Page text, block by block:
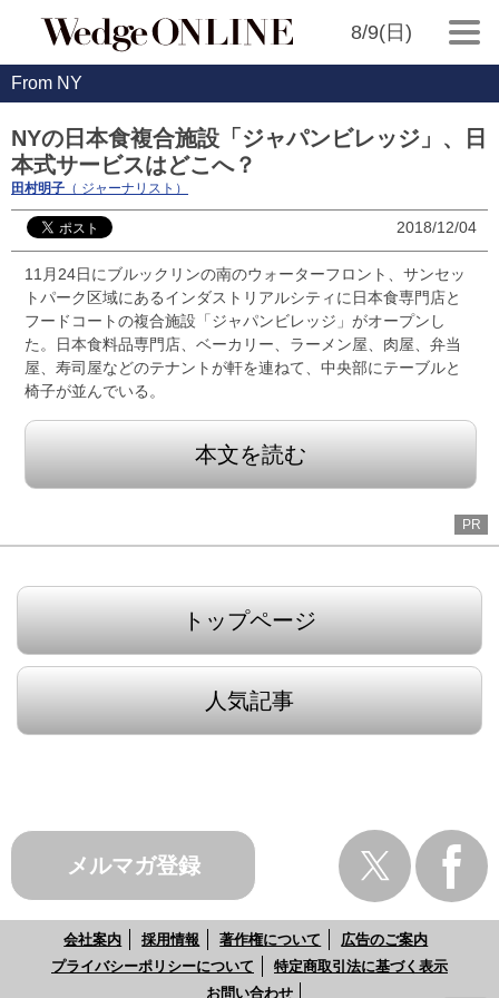
8/9(日)
From NY
NYの日本食複合施設「ジャパンビレッジ」、日
本式サービスはどこへ？
田村明子 （ ジャーナリスト）
2018/12/04
11月24日にブルックリンの南のウォーターフロント、サンセッ
トパーク区域にあるインダストリアルシティに日本食専門店と
フードコートの複合施設「ジャパンビレッジ」がオープンし
た。日本食料品専門店、ベーカリー、ラーメン屋、肉屋、弁当
屋、寿司屋などのテナントが軒を連ねて、中央部にテーブルと
椅子が並んでいる。
本文を読む
PR
トップページ
人気記事
メルマガ登録
会社案内 採用情報 著作権について
広告のご案内
プライバシーポリシーについて
特定商取引法に基づく表示
お問い合わせ